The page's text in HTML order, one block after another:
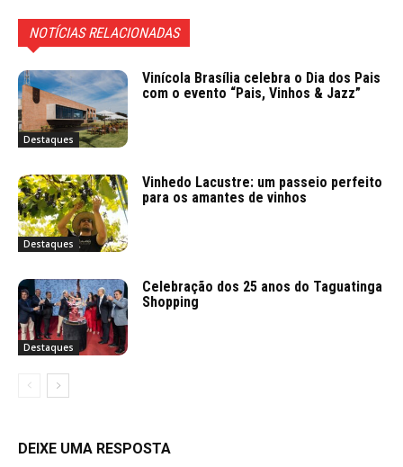
NOTÍCIAS RELACIONADAS
Destaques
Vinícola Brasília celebra o Dia dos Pais
com o evento “Pais, Vinhos & Jazz”
Destaques
Vinhedo Lacustre: um passeio perfeito
para os amantes de vinhos
Destaques
Celebração dos 25 anos do Taguatinga
Shopping
DEIXE UMA RESPOSTA